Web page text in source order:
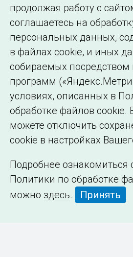
продолжая работу с
соглашаетесь на
персональных данных,
в файлах cookie, и иных
собираемых посредством
программ
условиях, описанных в
обработке файлов cookie.
можете отключить
cookie в настройках
Подробнее ознакомиться
Политики по обработке
можно здесь. Принять